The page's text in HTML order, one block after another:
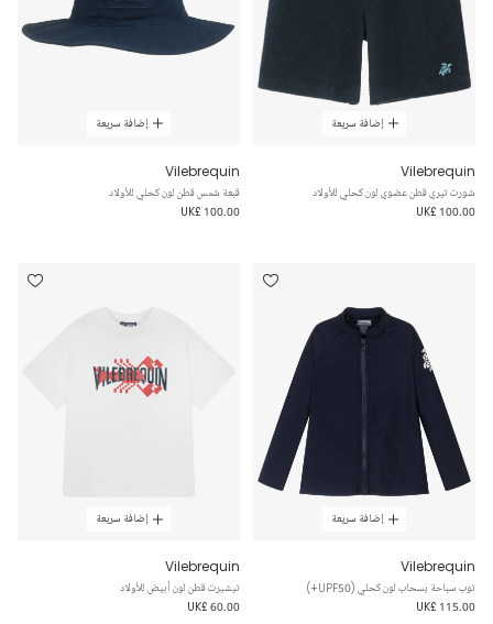
إضافة سريعة
Vilebrequin
شورت تيري قطن عضوي لون كحلي للأولاد
UK£ 100.00
إضافة سريعة
Vilebrequin
قبعة شمس قطن لون كحلي للأولاد
UK£ 100.00
إضافة سريعة
Vilebrequin
توب سباحة بسحاب لون كحلي (UPF50+)
UK£ 115.00
إضافة سريعة
Vilebrequin
تيشيرت قطن لون أبيض للأولاد
UK£ 60.00